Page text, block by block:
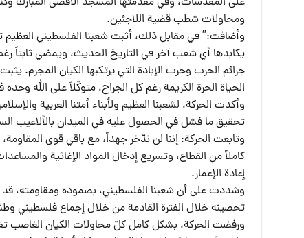
ومحاولات شطب قضية اللاجئين.
وأضافت:” في مقابل ذلك، أثبت شعبنا الفلسطيني
يكابدها أي شعب آخر في التاريخ الحديث، ويمضي ثابتاً
جرائم الحرب وحرب الإبادة التي يرتكبها الكيان المجرم.
الحياة الحرة الكريمة رغم كل الجراح، متوكّلاً على الله
وأكدت الحركة، لشعبنا العظيم ولأبناء أمتنا العربية
تحقيق ما فشل في الحصول عليه في الميدان بالألاعيب
وتابعت الحركة: إننا لن ندّخر جهداً، مع باقي قوى
كاملاً من القطاع، وتسريع إدخال المواد الإغاثية
إعادة الإعمار.
وشددت على أن شعبنا الفلسطيني، بصموده ومقاومته،
تحصينه خلال الفترة القادمة من خلال إجماع فلسطيني
ورفضت الحركة، بشكل كامل كلّ محاولات الكيان الغاصب